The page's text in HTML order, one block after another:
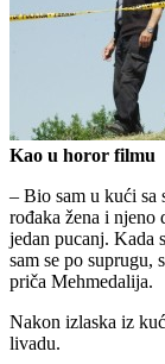
Kao u horor filmu
– Bio sam u kući sa
rođaka žena i njeno
jedan pucanj. Kada
sam se po suprugu,
priča Mehmedalija.
Nakon izlaska iz
livadu.